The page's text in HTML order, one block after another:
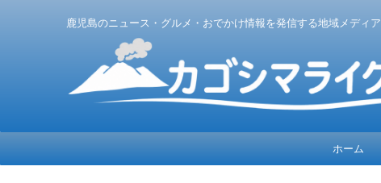
鹿児島のニュース・グルメ・おでかけ情報を発信する地域メディア
ホーム